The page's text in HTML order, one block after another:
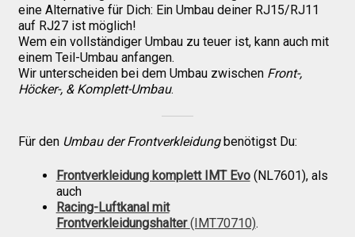
Mein Konto
Allgemeine Geschäftsbedingungen
FAQs
Impressum
eine Alternative für Dich: Ein Umbau deiner RJ15/RJ11
auf RJ27 ist möglich!
Wem ein vollständiger Umbau zu teuer ist, kann auch mit
einem Teil-Umbau anfangen.
Wir unterscheiden bei dem Umbau zwischen Front-,
Höcker-, & Komplett-Umbau.
Für den Umbau der Frontverkleidungbenötigst Du:
Frontverkleidung komplett IMT Evo(NL7601), als
auch
Racing-Luftkanal mit
Frontverkleidungshalter(IMT70710).